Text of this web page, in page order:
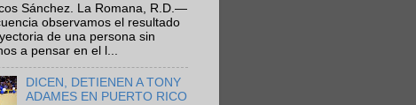
Sánchez. La Romana, R.D.—
observamos el resultado
de una persona sin
a pensar en el l...
DICEN, DETIENEN A TONY
ADAMES EN PUERTO RICO